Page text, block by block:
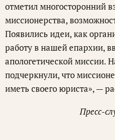
отметил многосторонний
миссионерства,
Появились идеи, как
работу в нашей епархии,
апологетической миссии.
подчеркнули, что
иметь своего юриста», —
Пресс-